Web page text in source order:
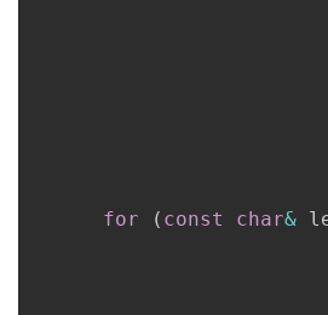
for ( const char&